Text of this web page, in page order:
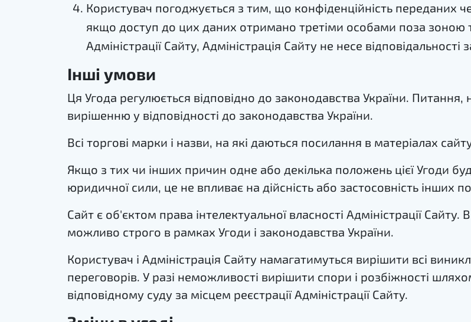
Користувач погоджується з тим, що конфіденційність переданих
якщо доступ до цих даних отримано третіми особами поза зоною
Адміністрації Сайту, Адміністрація Сайту не несе
Інші умови
Ця Угода регулюється відповідно до законодавства України. Питання,
вирішенню у відповідності до законодавства України.
Всі торгові марки і назви, на які даються посилання в матеріалах
Якщо з тих чи інших причин одне або декілька положень цієї Угоди
юридичної сили, це не впливає на дійсність або застосовність інших
Сайт є об'єктом права інтелектуальної власності Адміністрації
можливо строго в рамках Угоди і законодавства України.
Користувач і Адміністрація Сайту намагатимуться вирішити всі
переговорів. У разі неможливості вирішити спори і розбіжності
відповідному суду за місцем реєстрації Адміністрації Сайту.